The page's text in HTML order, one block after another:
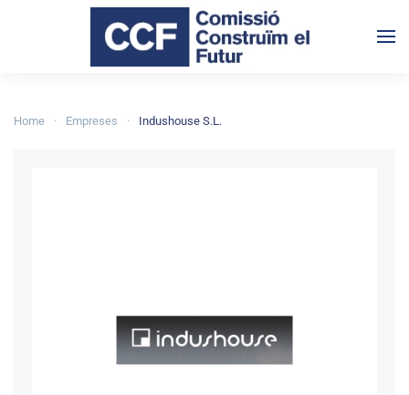
Skip to main content
Home Empreses Indushouse S.L.